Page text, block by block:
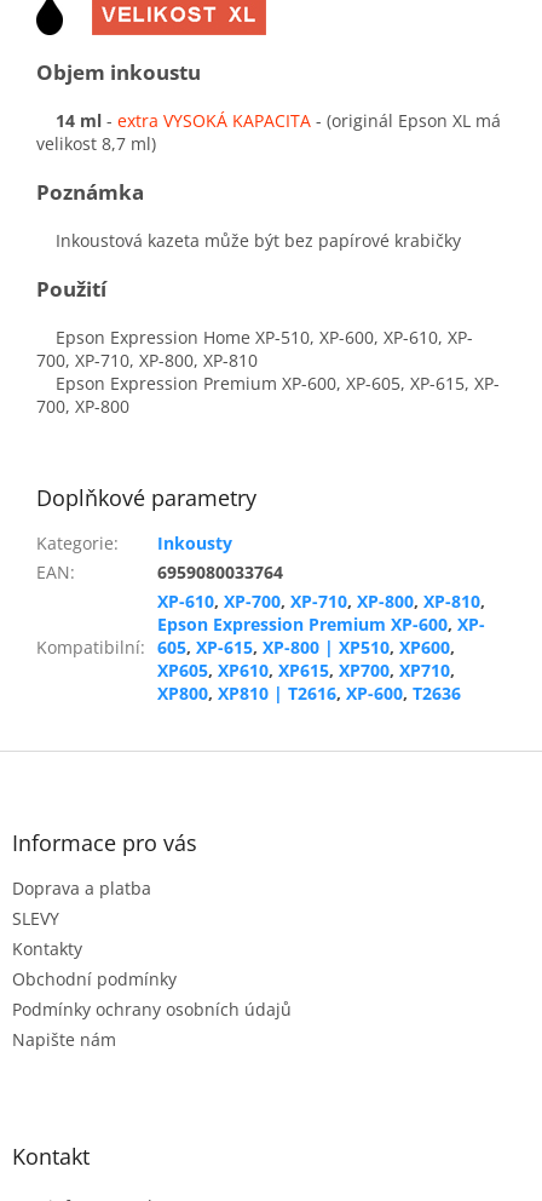
Objem inkoustu
14 ml - extra VYSOKÁ KAPACITA - (originál Epson XL má
velikost 8,7 ml)
Poznámka
Inkoustová kazeta může být bez papírové krabičky
Použití
Epson Expression Home XP-510, XP-600, XP-610, XP-
700, XP-710, XP-800, XP-810
Epson Expression Premium XP-600, XP-605, XP-615, XP-
700, XP-800
Doplňkové parametry
Kategorie:
Inkousty
EAN: 6959080033764
Kompatibilní:
XP-610, XP-700, XP-710, XP-800, XP-810,
Epson Expression Premium XP-600, XP-
605, XP-615, XP-800 | XP510, XP600,
XP605, XP610, XP615, XP700, XP710,
XP800, XP810 | T2616, XP-600, T2636
Z
Informace pro vás
Doprava a platba
SLEVY
Kontakty
Obchodní podmínky
Podmínky ochrany osobních údajů
Napište nám
Kontakt